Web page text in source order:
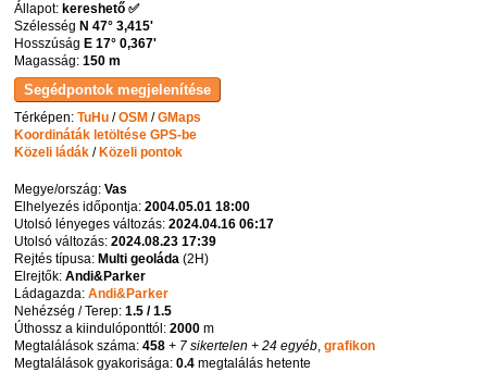
Állapot: kereshető ✅
Szélesség N 47° 3,415'
Hosszúság E 17° 0,367'
Magasság:150 m
Térképen:TuHu /OSM /GMaps
Koordináták letöltése GPS-be
Közeli ládák /Közeli pontok
Megye/ország:Vas
Elhelyezés időpontja:2004.05.01 18:00
Utolsó lényeges változás:2024.04.16 06:17
Utolsó változás:2024.08.23 17:39
Rejtés típusa:Multi geoláda (2H)
Elrejtők:Andi&Parker
Ládagazda:Andi&Parker
Nehézség / Terep:1.5 / 1.5
Úthossz a kiindulóponttól:2000 m
Megtalálások száma:458 + 7 sikertelen + 24 egyéb ,grafikon
Megtalálások gyakorisága:0.4 megtalálás hetente